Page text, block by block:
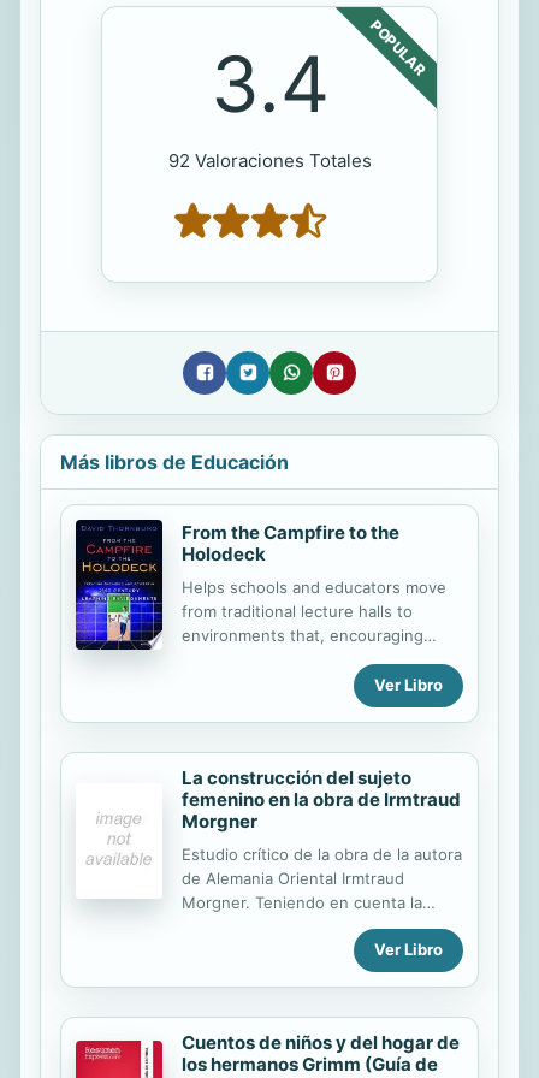
POPULAR
3.4
92 Valoraciones Totales
Más libros de Educación
From the Campfire to the
Holodeck
Helps schools and educators move
from traditional lecture halls to
environments that, encouraging
experiences, will boost student
engagement, enable project-based
encourage student-led learning.
Ver Libro
La construcción del sujeto
femenino en la obra de Irmtraud
Morgner
Estudio crítico de la obra de la autora
de Alemania Oriental Irmtraud
Morgner. Teniendo en cuenta la
coyuntura sociopolítica del momento
y las relaciones que sus obras
establecen con diversas teorías de
cómo configura diversos modelos de
subjetividad femenina y esboza
proyectos de emancipación para las
Ver Libro
Cuentos de niños y del hogar de
los hermanos Grimm (Guía de